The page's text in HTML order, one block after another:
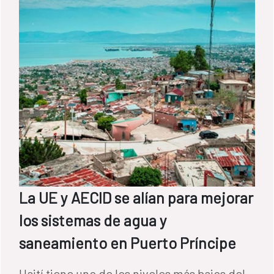
La UE y AECID se alían para mejorar
los sistemas de agua y
saneamiento en Puerto Príncipe